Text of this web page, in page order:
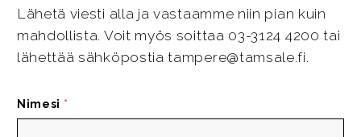
Lähetä viesti alla ja vastaamme niin pian kuin
mahdollista. Voit myös soittaa 03-3124 4200 tai
lähettää sähköpostia tampere@tamsale.fi.
Nimesi *